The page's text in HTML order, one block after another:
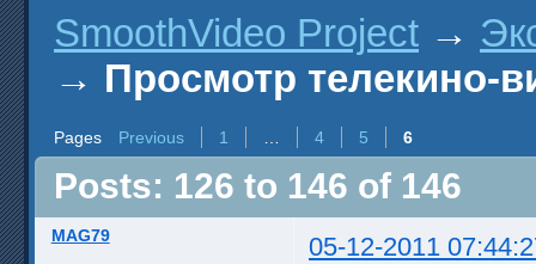
SmoothVideo Project →
→ Просмотр телекино-
Pages Previous 1 4 5 6
Posts: 126 to 146 of 146
MAG79 05-12-2011